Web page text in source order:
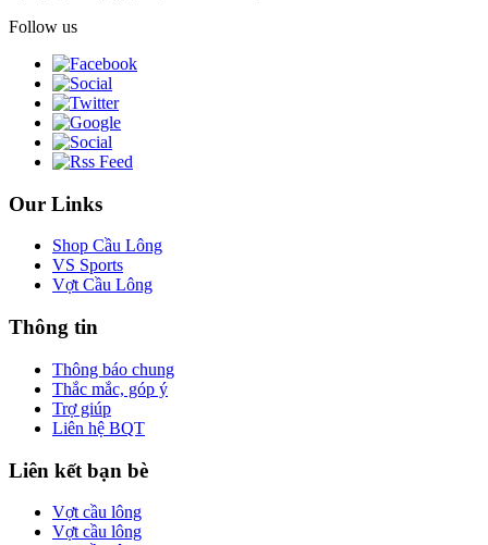
Follow us
Our Links
Shop Cầu Lông
VS Sports
Vợt Cầu Lông
Thông tin
Thông báo chung
Thắc mắc, góp ý
Trợ giúp
Liên hệ BQT
Liên kết bạn bè
Vợt cầu lông
Vợt cầu lông